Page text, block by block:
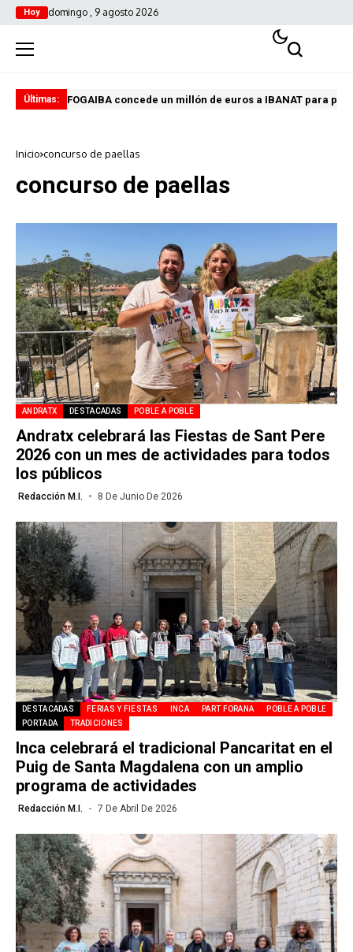
Hoy domingo , 9 agosto 2026
Últimas: FOGAIBA concede un millón de euros a IBANAT para
Inicio concurso de paellas
concurso de paellas
ANDRATX DESTACADAS POBLE A POBLE
Andratx celebrará las Fiestas de Sant Pere
2026 con un mes de actividades para todos
los públicos
Redacción M.I. 8 De Junio De 2026
DESTACADAS FERIAS Y FIESTAS INCA PART FORANA
POBLE A POBLE
PORTADA
TRADICIONES
Inca celebrará el tradicional Pancaritat en el
Puig de Santa Magdalena con un amplio
programa de actividades
Redacción M.I. 7 De Abril De 2026